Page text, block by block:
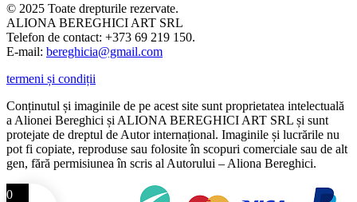
© 2025 Toate drepturile rezervate.
ALIONA BEREGHICI ART SRL
Telefon de contact: +373 69 219 150.
E-mail: bereghicia@gmail.com
termeni și condiții
Conținutul și imaginile de pe acest site sunt proprietatea intelectuală
a Alionei Bereghici și ALIONA BEREGHICI ART SRL și sunt
protejate de dreptul de Autor internațional. Imaginile și lucrările nu
pot fi copiate, reproduse sau folosite în scopuri comerciale sau de alt
gen, fără permisiunea în scris al Autorului – Aliona Bereghici.
0